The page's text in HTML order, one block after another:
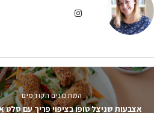
המתכונים הקודמים
אצבעות שניצל טופו בציפוי פריך עם סלט